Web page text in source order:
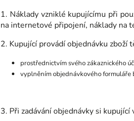
1. Náklady vzniklé kupujícímu při
na internetové připojení, náklady na
2. Kupující provádí objednávku zboží
prostřednictvím svého zákaznického
vyplněním objednávkového formuláře
3. Při zadávání objednávky si